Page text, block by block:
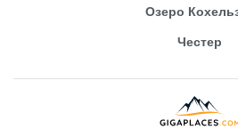
Озеро
Честер